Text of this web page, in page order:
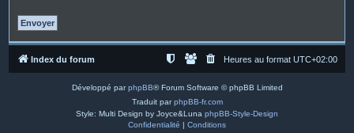
Index du forum Heures au format UTC+02:00
Développé parphpBB® Forum Software © phpBB Limited
Traduit parphpBB-fr.com
Style: Multi Design by Joyce&Luna phpBB-Style-Design
Confidentialité | Conditions